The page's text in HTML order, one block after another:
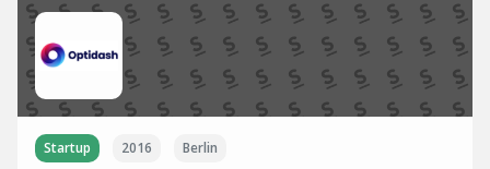
Startup 2016 Berlin